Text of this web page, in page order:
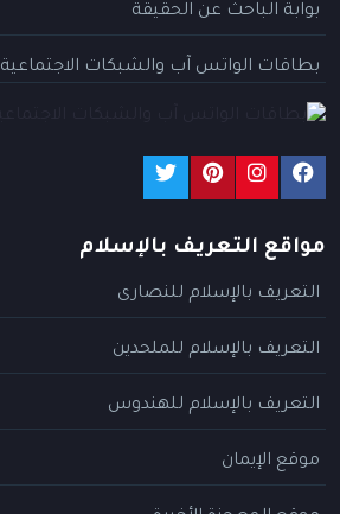
بوابة الباحث عن الحقيقة
بطاقات الواتس آب والشبكات الاجتماعية
مواقع التعريف بالإسلام
التعريف بالإسلام للنصارى
التعريف بالإسلام للملحدين
التعريف بالإسلام للهندوس
موقع الإيمان